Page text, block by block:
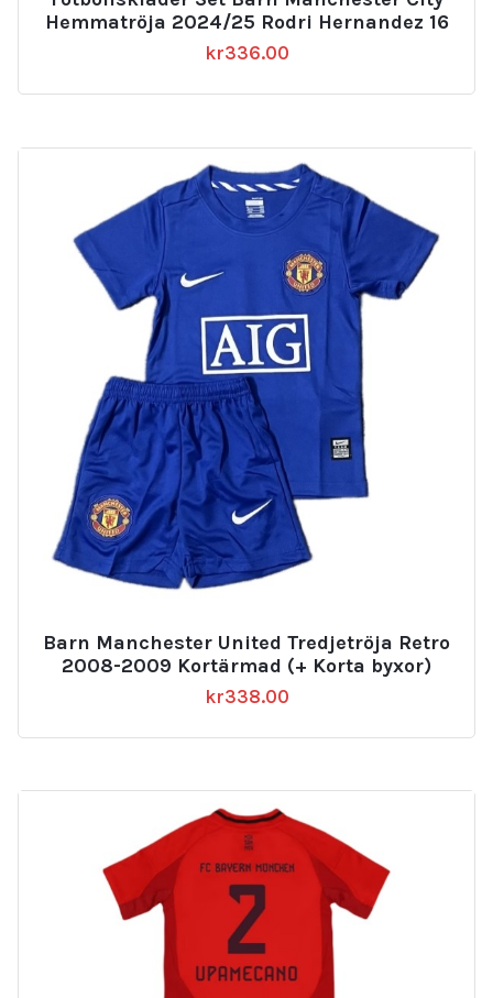
Hemmatröja 2024/25 Rodri Hernandez 16
kr336.00
Barn Manchester United Tredjetröja Retro
2008-2009 Kortärmad (+ Korta byxor)
kr338.00